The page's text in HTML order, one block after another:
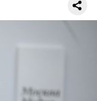
более
цикла
контента.
движения,
для